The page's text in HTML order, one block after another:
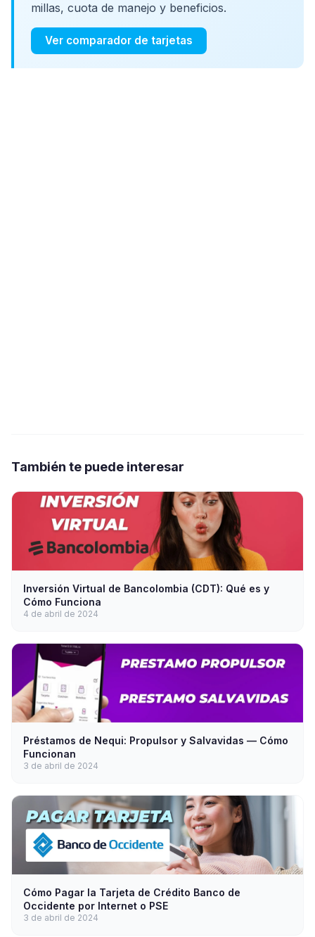
millas, cuota de manejo y beneficios.
Ver comparador de tarjetas
También te puede interesar
Inversión Virtual de Bancolombia (CDT): Qué es y
Cómo Funciona
4 de abril de 2024
Préstamos de Nequi: Propulsor y Salvavidas — Cómo
Funcionan
3 de abril de 2024
Cómo Pagar la Tarjeta de Crédito Banco de
Occidente por Internet o PSE
3 de abril de 2024